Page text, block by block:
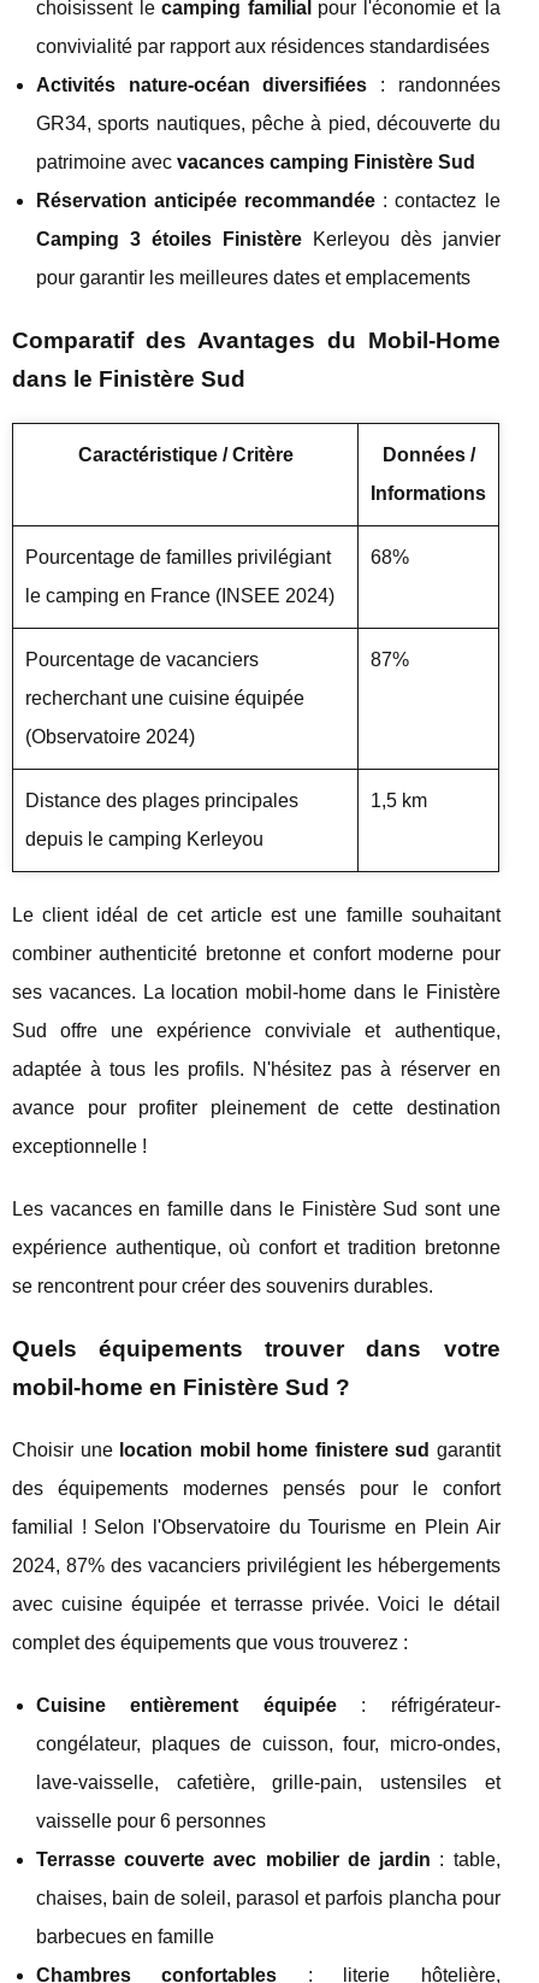
choisissent lecamping familial pour l'économie et la
convivialité par rapport aux résidences standardisées
Activités nature-océan diversifiées : randonnées
GR34, sports nautiques, pêche à pied, découverte du
patrimoine avec vacances camping Finistère Sud
Réservation anticipée recommandée : contactez le
Camping 3 étoiles FinistèreKerleyou dès janvier
pour garantir les meilleures dates et emplacements
Comparatif des Avantages du Mobil-Home
dans le Finistère Sud
Caractéristique / Critère
Données /
Informations
Pourcentage de familles privilégiant
le camping en France (INSEE 2024)
68%
Pourcentage de vacanciers
recherchant une cuisine équipée
(Observatoire 2024)
87%
Distance des plages principales
depuis le camping Kerleyou
1,5 km
Le client idéal de cet article est une famille souhaitant
combiner authenticité bretonne et confort moderne pour
ses vacances. La location mobil-home dans le Finistère
Sud offre une expérience conviviale et authentique,
adaptée à tous les profils. N'hésitez pas à réserver en
avance pour profiter pleinement de cette destination
exceptionnelle !
Les vacances en famille dans le Finistère Sud sont une
expérience authentique, où confort et tradition bretonne
se rencontrent pour créer des souvenirs durables.
Quels équipements trouver dans votre
mobil-home en Finistère Sud ?
Choisir une location mobil home finistere sud garantit
des équipements modernes pensés pour le confort
familial ! Selon l'Observatoire du Tourisme en Plein Air
2024, 87% des vacanciers privilégient les hébergements
avec cuisine équipée et terrasse privée. Voici le détail
complet des équipements que vous trouverez :
Cuisine entièrement équipée: réfrigérateur-
congélateur, plaques de cuisson, four, micro-ondes,
lave-vaisselle, cafetière, grille-pain, ustensiles et
vaisselle pour 6 personnes
Terrasse couverte avec mobilier de jardin : table,
chaises, bain de soleil, parasol et parfois plancha pour
barbecues en famille
Chambres confortables : literie hôtelière,